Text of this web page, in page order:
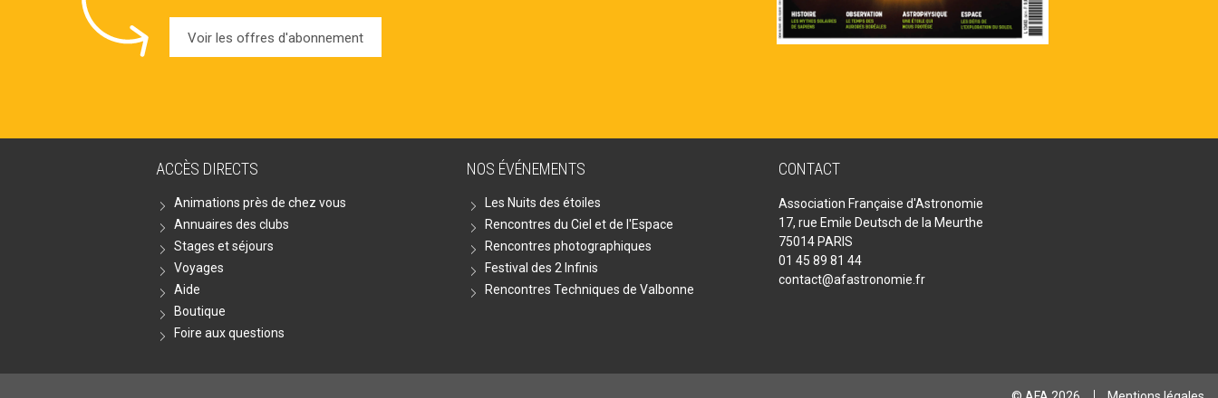
Voir les offres d'abonnement
ACCÈS DIRECTS
Animations près de chez vous
Annuaires des clubs
Stages et séjours
Voyages
Aide
Boutique
Foire aux questions
NOS ÉVÉNEMENTS
Les Nuits des étoiles
Rencontres du Ciel et de l'Espace
Rencontres photographiques
Festival des 2 Infinis
Rencontres Techniques de Valbonne
CONTACT
Association Française d'Astronomie
17, rue Emile Deutsch de la Meurthe
75014 PARIS
01 45 89 81 44
contact@afastronomie.fr